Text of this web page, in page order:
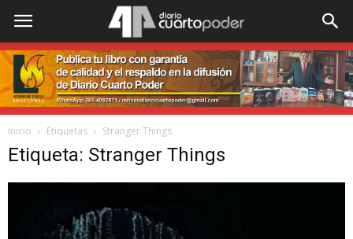
Inicio Etiquetas Stranger Things
Etiqueta: Stranger Things